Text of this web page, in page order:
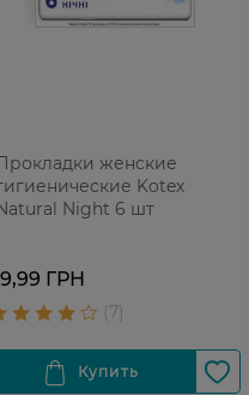
женские
Kotex
Night 6 шт
ГРН